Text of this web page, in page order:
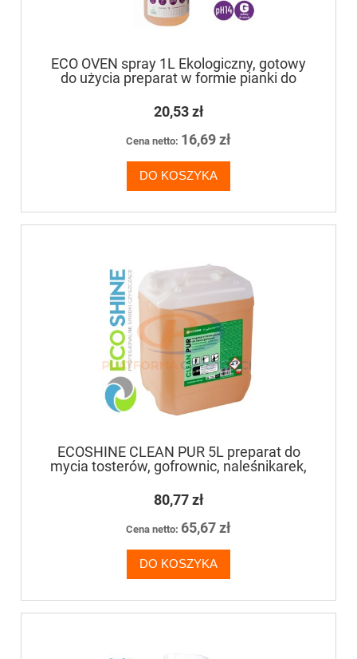
ECO OVEN spray 1L Ekologiczny, gotowy
do użycia preparat w formie pianki do
pieców, okapów oraz kominków
20,53 zł
Cena netto: 16,69 zł
DO KOSZYKA
ECOSHINE CLEAN PUR 5L preparat do
mycia tosterów, gofrownic, naleśnikarek,
80,77 zł
Cena netto: 65,67 zł
DO KOSZYKA